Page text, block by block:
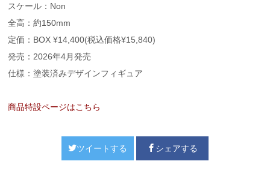
スケール：Non
全高：約150mm
定価：BOX ¥14,400(税込価格¥15,840)
発売：2026年4月発売
仕様：塗装済みデザインフィギュア
商品特設ページはこちら
ツイートする シェアする